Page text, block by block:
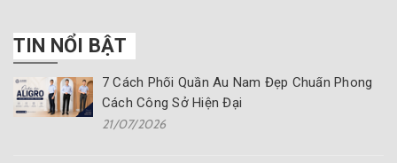
TIN NỔI BẬT
7 Cách Phối Quần Âu Nam Đẹp Chuẩn Phong
Cách Công Sở Hiện Đại
21/07/2026